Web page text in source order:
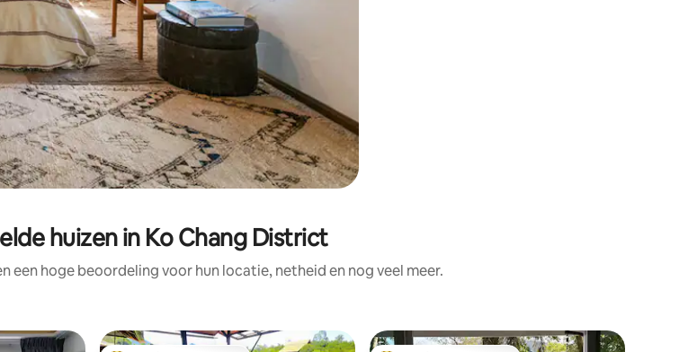
huizen in Ko Chang District
een hoge beoordeling voor hun locatie, netheid en nog veel meer.